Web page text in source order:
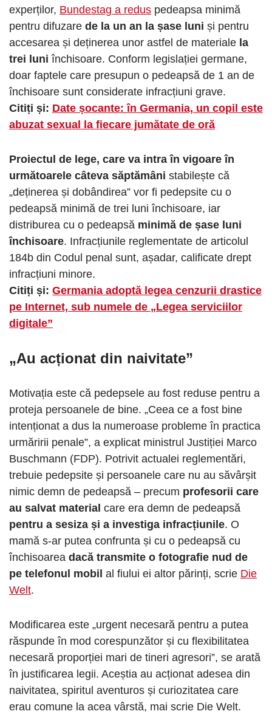
experților, Bundestag a redus pedeapsa minimă
pentru difuzare de la un an la șase luni și pentru
accesarea și deținerea unor astfel de materiale la
trei luni închisoare. Conform legislației germane,
doar faptele care presupun o pedeapsă de 1 an de
închisoare sunt considerate infracțiuni grave.
Citiți și: Date șocante: în Germania, un copil este
abuzat sexual la fiecare jumătate de oră
Proiectul de lege, care va intra în vigoare în
următoarele câteva săptămâni stabilește că
„deținerea și dobândirea” vor fi pedepsite cu o
pedeapsă minimă de trei luni închisoare, iar
distriburea cu o pedeapsă minimă de șase luni
închisoare. Infracțiunile reglementate de articolul
184b din Codul penal sunt, așadar, calificate drept
infracțiuni minore.
Citiți și: Germania adoptă legea cenzurii drastice
pe Internet, sub numele de „Legea serviciilor
digitale”
„Au acționat din naivitate”
Motivația este că pedepsele au fost reduse pentru a
proteja persoanele de bine. „Ceea ce a fost bine
intenționat a dus la numeroase probleme în practica
urmăririi penale”, a explicat ministrul Justiției Marco
Buschmann (FDP). Potrivit actualei reglementări,
trebuie pedepsite și persoanele care nu au săvârșit
nimic demn de pedeapsă – precum profesorii care
au salvat material care era demn de pedeapsă
pentru a sesiza și a investiga infracțiunile. O
mamă s-ar putea confrunta și cu o pedeapsă cu
închisoarea dacă transmite o fotografie nud de
pe telefonul mobil al fiului ei altor părinți, scrie Die
Welt.
Modificarea este „urgent necesară pentru a putea
răspunde în mod corespunzător și cu flexibilitatea
necesară proporției mari de tineri agresori”, se arată
în justificarea legii. Aceștia au acționat adesea din
naivitatea, spiritul aventuros și curiozitatea care
erau comune la acea vârstă, mai scrie Die Welt.